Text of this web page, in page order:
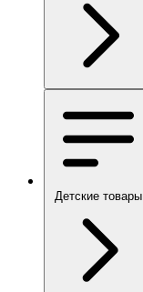
Детские товары